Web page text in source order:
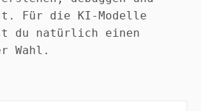
Für die KI-Modelle
du natürlich einen
Wahl.